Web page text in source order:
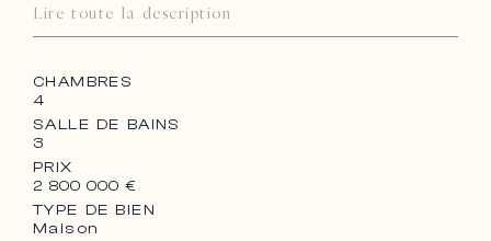
Lire toute la description
CHAMBRES
4
SALLE DE BAINS
3
PRIX
2 800 000 €
TYPE DE BIEN
Maison